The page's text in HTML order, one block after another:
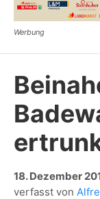
18. Dezember
verfasst von